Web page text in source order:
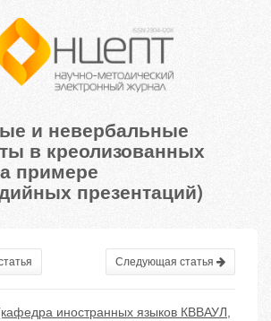
и невербальные
в креолизованных
примере
презентаций)
Следующая статья
иностранных языков КВВАУЛ,